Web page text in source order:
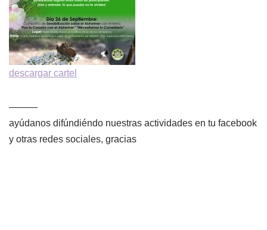
descargar cartel
———
ayúdanos difúndiéndo nuestras actividades en tu facebook
y otras redes sociales, gracias